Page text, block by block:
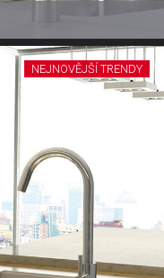
NEJNOVĚJŠÍ TRENDY